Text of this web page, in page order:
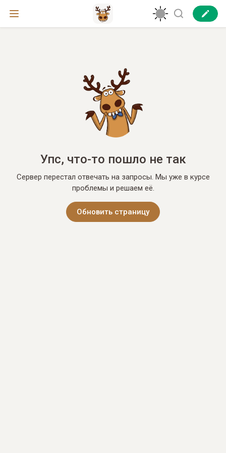
Упс, что-то пошло не так
Сервер перестал отвечать на запросы. Мы уже в курсе
проблемы и решаем её.
Обновить страницу